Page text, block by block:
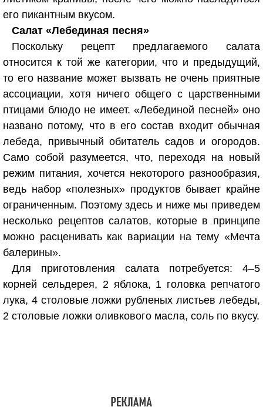
его пикантным вкусом.
Салат «Лебединая песня»
Поскольку рецепт предлагаемого салата
относится к той же категории, что и предыдущий,
то его название может вызвать не очень приятные
ассоциации, хотя ничего общего с царственными
птицами блюдо не имеет. «Лебединой песней» оно
названо потому, что в его состав входит обычная
лебеда, привычный обитатель садов и огородов.
Само собой разумеется, что, переходя на новый
режим питания, хочется некоторого разнообразия,
ведь набор «полезных» продуктов бывает крайне
ограниченным. Поэтому здесь и ниже мы приведем
несколько рецептов салатов, которые в принципе
можно расценивать как вариации на тему «Мечта
балерины».
Для приготовления салата потребуется: 4–5
корней сельдерея, 2 яблока, 1 головка репчатого
лука, 4 столовые ложки рубленых листьев лебеды,
2 столовые ложки оливкового масла, соль по вкусу.